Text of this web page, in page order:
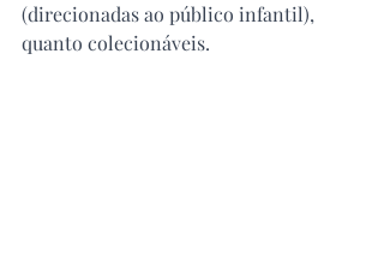
(direcionadas ao público infantil),
quanto colecionáveis.